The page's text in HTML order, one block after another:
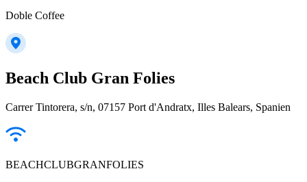
Doble Coffee
Beach Club Gran Folies
Carrer Tintorera, s/n, 07157 Port d'Andratx, Illes Balears, Spanien
BEACHCLUBGRANFOLIES